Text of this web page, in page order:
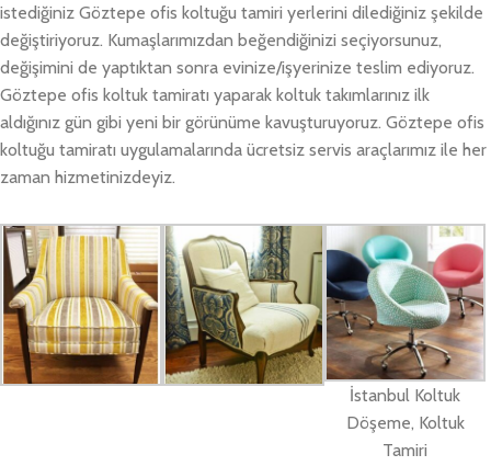
istediğiniz Göztepe ofis koltuğu tamiri yerlerini dilediğiniz şekilde
değiştiriyoruz. Kumaşlarımızdan beğendiğinizi seçiyorsunuz,
değişimini de yaptıktan sonra evinize/işyerinize teslim ediyoruz.
Göztepe ofis koltuk tamiratı yaparak koltuk takımlarınız ilk
aldığınız gün gibi yeni bir görünüme kavuşturuyoruz. Göztepe ofis
koltuğu tamiratı uygulamalarında ücretsiz servis araçlarımız ile her
zaman hizmetinizdeyiz.
İstanbul Koltuk
Döşeme, Koltuk
Tamiri